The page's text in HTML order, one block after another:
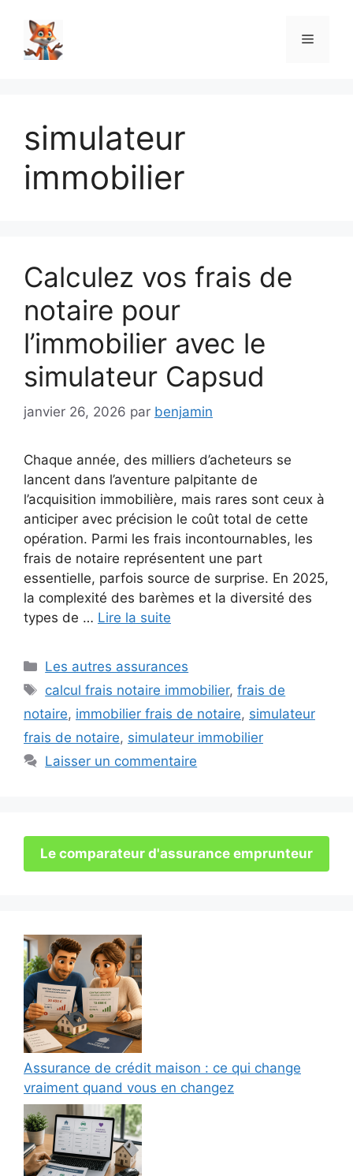
contenu
Menu
simulateur
immobilier
Calculez vos frais de
notaire pour
l’immobilier avec le
simulateur Capsud
janvier 26, 2026 par benjamin
Chaque année, des milliers d’acheteurs se
lancent dans l’aventure palpitante de
l’acquisition immobilière, mais rares sont ceux à
anticiper avec précision le coût total de cette
opération. Parmi les frais incontournables, les
frais de notaire représentent une part
essentielle, parfois source de surprise. En 2025,
la complexité des barèmes et la diversité des
types de … Lire la suite
Catégories
Les autres assurances
Étiquettes
calcul frais notaire immobilier,frais de
notaire, immobilier frais de notaire, simulateur
frais de notaire, simulateur immobilier
Laisser un commentaire
Le comparateur d'assurance emprunteur
Assurance de crédit maison : ce qui change
vraiment quand vous en changez